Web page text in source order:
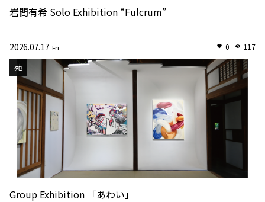
岩間有希 Solo Exhibition “Fulcrum”
2026.07.17 Fri 0 117
苑
Group Exhibition 「あわい」